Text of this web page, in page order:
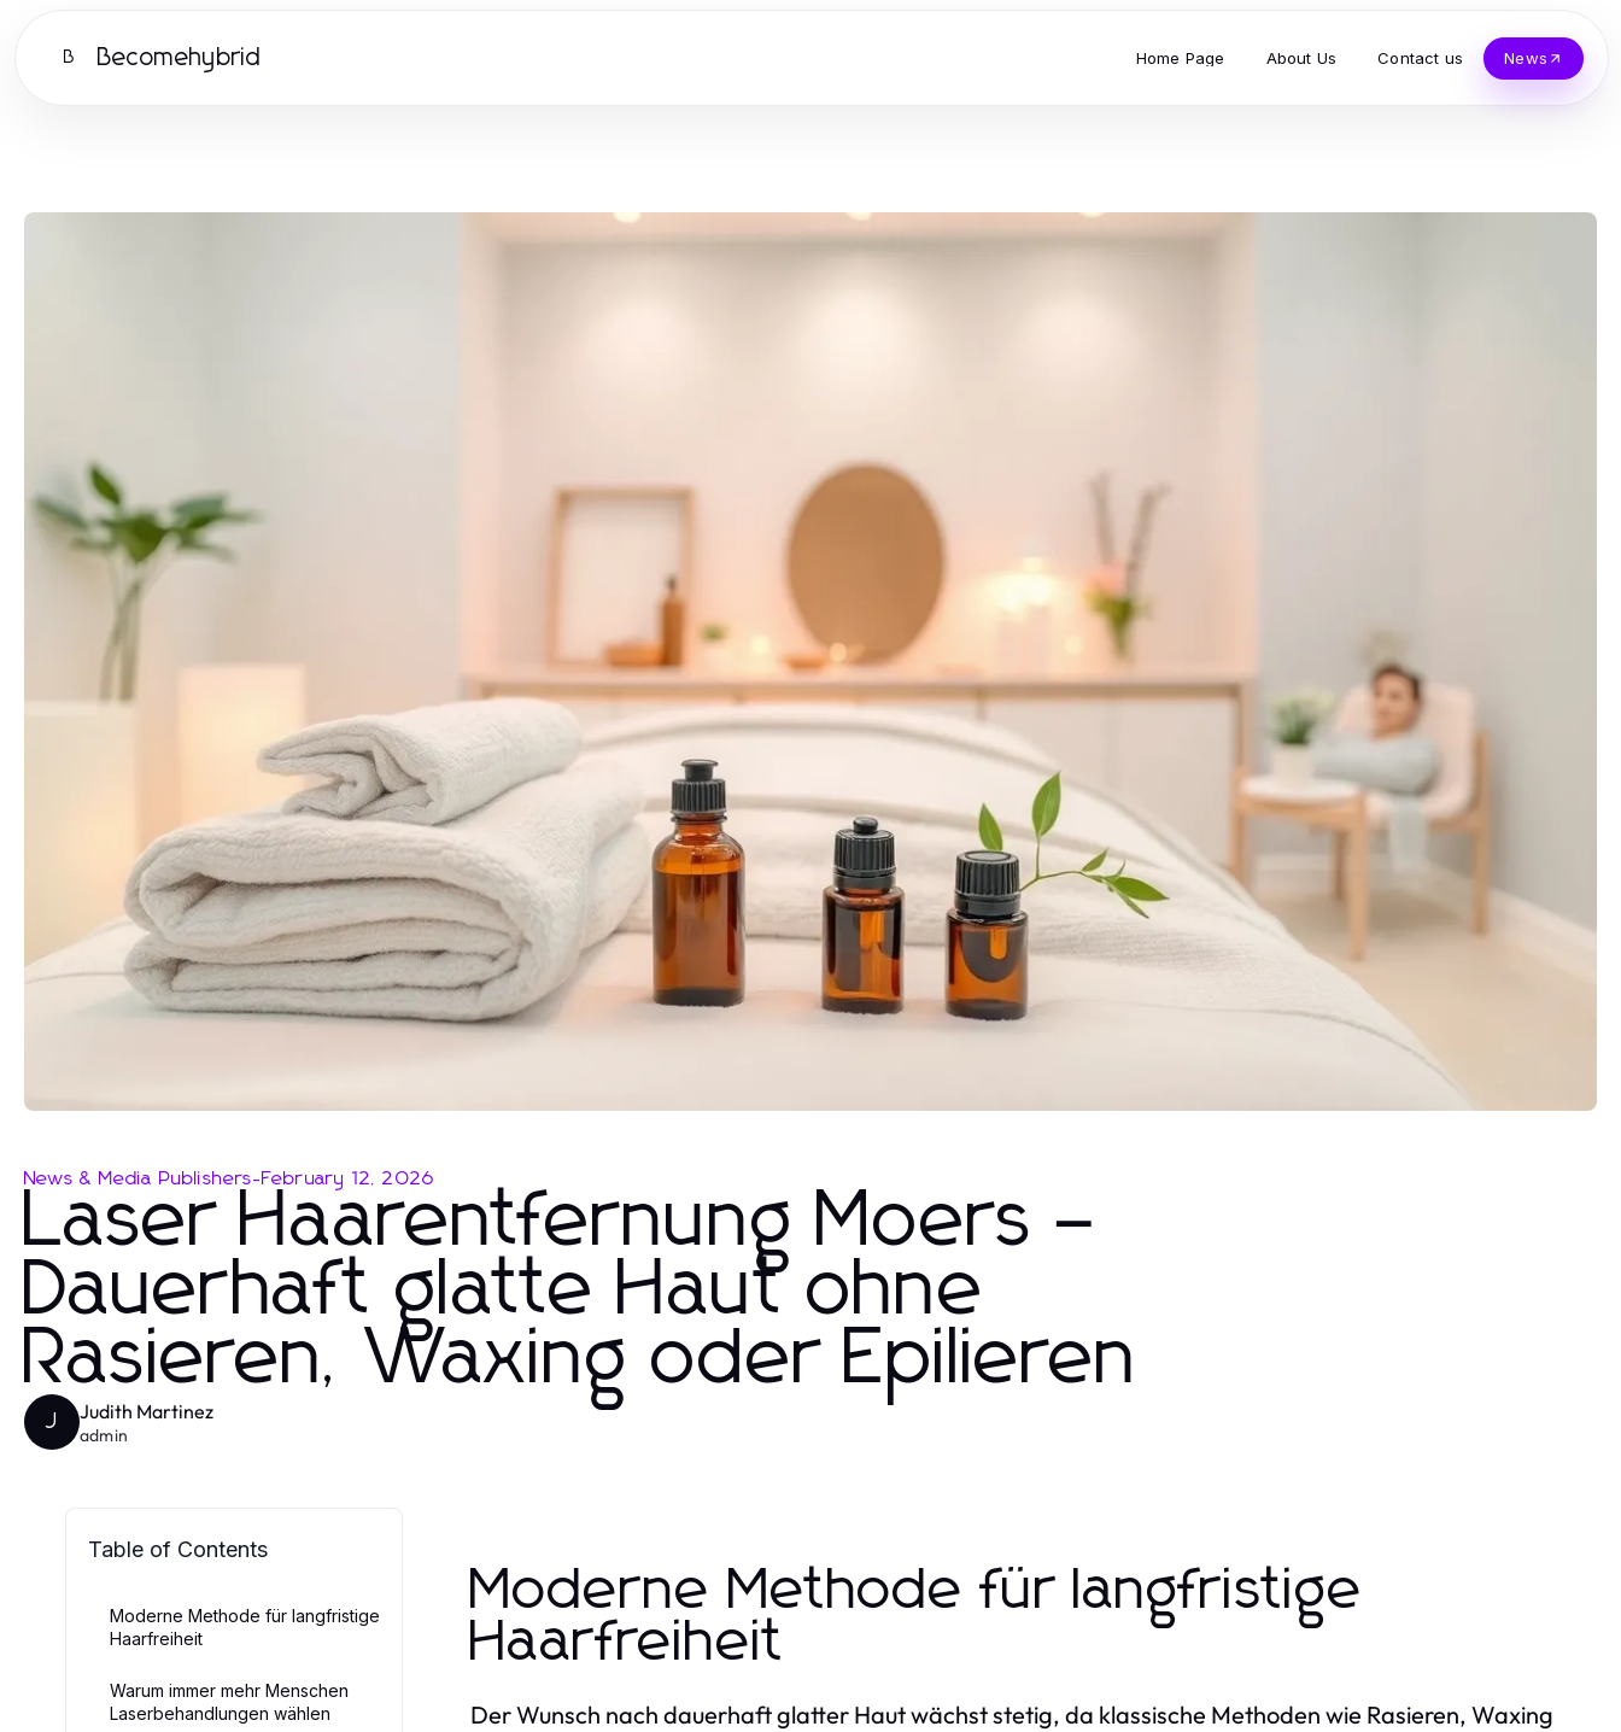
B Becomehybrid Home Page About Us Contact us News
News & Media Publishers-February 12, 2026
Laser Haarentfernung Moers –
Dauerhaft glatte Haut ohne
Rasieren, Waxing oder Epilieren
J Judith Martinez
admin
Table of Contents
Moderne Methode für langfristige
Haarfreiheit
Warum immer mehr Menschen
Laserbehandlungen wählen
Moderne Methode für langfristige
Haarfreiheit
Der Wunsch nach dauerhaft glatter Haut wächst stetig, da klassische Methoden wie Rasieren, Waxing